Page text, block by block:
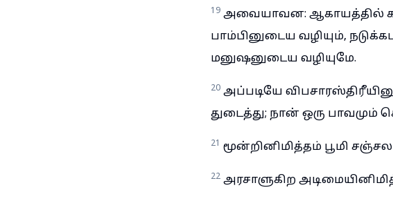
19 அவையாவன: ஆகாயத்தில்
பாம்பினுடைய வழியும்,
மனுஷனுடைய வழியுமே.
20 அப்படியே
துடைத்து; நான் ஒரு
21 மூன்றினிமித்தம் பூமி
22 அரசாளுகிற